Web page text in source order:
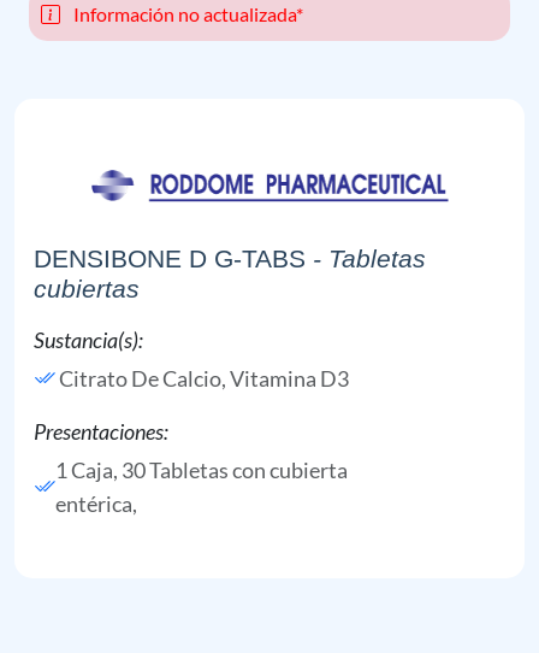
Información no actualizada*
DENSIBONE D G-TABS - Tabletas
cubiertas
Sustancia(s):
Citrato De Calcio,Vitamina D3
Presentaciones:
1 Caja, 30 Tabletas con cubierta
entérica,